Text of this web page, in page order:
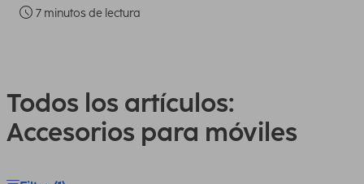
7 minutos de lectura
Todos los artículos:
Accesorios para móviles